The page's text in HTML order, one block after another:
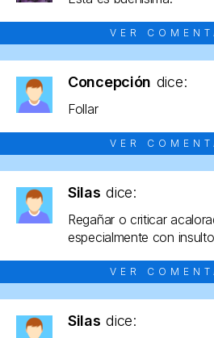
VER
Concepción dice:
Follar
VER
Silas dice:
Regañar o criticar
especialmente con
VER
Silas dice: